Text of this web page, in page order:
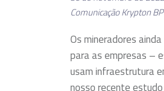
Comunicação Krypton
Os mineradores
para as empresas –
usam infraestrutura
nosso recente